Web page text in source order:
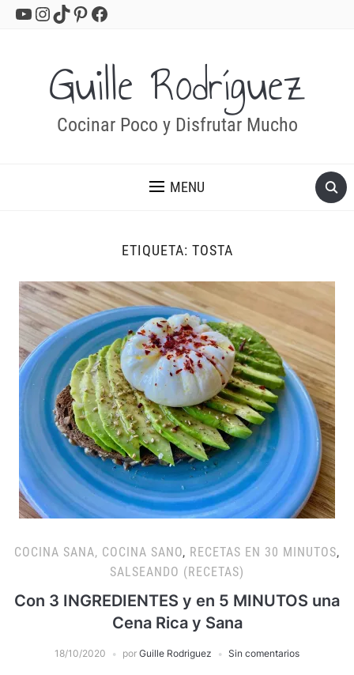
YouTube
Instagram
TikTok
Pinterest
Facebook
Guille Rodríguez
Cocinar Poco y Disfrutar Mucho
MENU
ETIQUETA: TOSTA
COCINA SANA, COCINA SANO, RECETAS EN 30 MINUTOS,
SALSEANDO (RECETAS)
Con 3 INGREDIENTES y en 5 MINUTOS una
Cena Rica y Sana
18/10/2020 por Guille Rodriguez Sin comentarios